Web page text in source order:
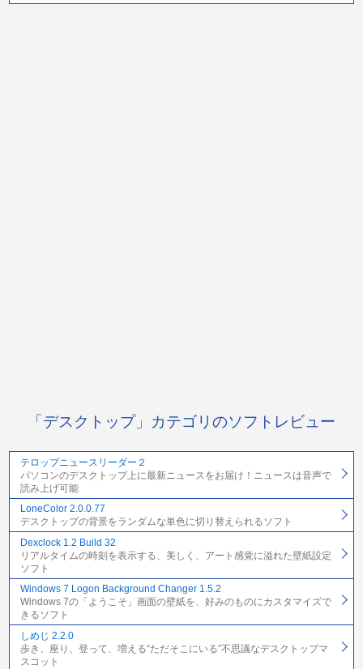
「デスクトップ」カテゴリのソフトレビュー
テロップニュースリーダー２
パソコンのデスクトップ上に最新ニュースをお届け！ニュースは音声で
読み上げ可能
LoneColor 2.0.0.77
デスクトップの背景をランダムな単色に切り替えられるソフト
Dexclock 1.2 Build 32
リアルタイムの時刻を表示する、美しく、アート感覚に溢れた壁紙設定
ソフト
Windows 7 Logon Background Changer 1.5.2
Windows 7の「ようこそ」画面の壁紙を、好みのものにカスタマイズで
きるソフト
しめじ 2.2.0
歩き、座り、登って、増える“ただそこにいる”不思議なデスクトップマ
スコット